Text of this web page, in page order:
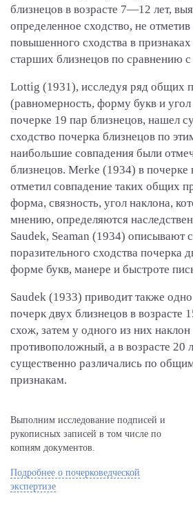
близнецов в возрасте 7—12 лет,
определенное сходство, не
повышенного сходства в
старших близнецов по сравнению
Lottig (1931), исследуя ряд общих
(равномерность, форму букв и
почерке 19 пар близнецов, нашел
сходство почерка близнецов по
наибольшие совпадения были
близнецов. Merke (1934) в почерке
отметил совпадение таких общих
форма, связность, угол наклона,
мнению, определяются
Saudek, Seaman (1934) описывают
поразительного сходства почерка
форме букв, манере и быстроте
Saudek (1933) приводит также
почерк двух близнецов в возрасте
схож, затем у одного из них
противоположный, а в возрасте 20
существенно различались по
признакам.
Выполним исследование подписей и
рукописных записей в том числе по
копиям документов.
Подробнее о почерковедческой
экспертизе